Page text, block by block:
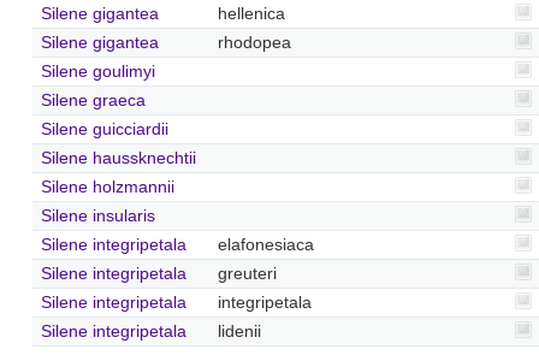
Silene gigantea
hellenica
Silene gigantea
rhodopea
Silene goulimyi
Silene graeca
Silene guicciardii
Silene haussknechtii
Silene holzmannii
Silene insularis
Silene integripetala
elafonesiaca
Silene integripetala
greuteri
Silene integripetala
integripetala
Silene integripetala
lidenii